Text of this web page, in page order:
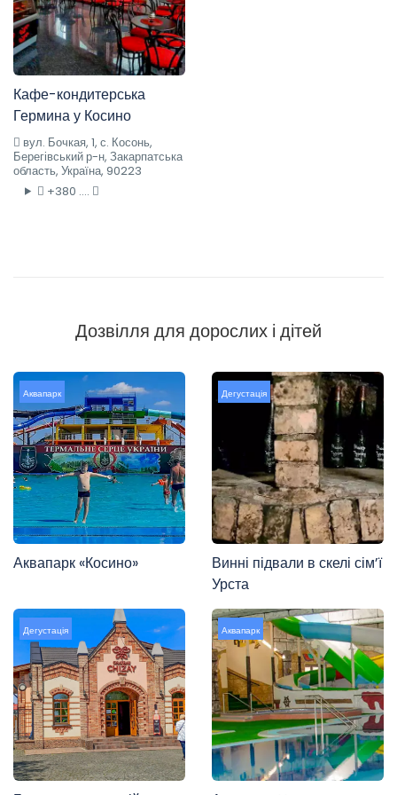
Кафе-кондитерська
Гермина у Косино
вул. Бочкая, 1, с. Косонь,
Берегівський р-н, Закарпатська
область, Україна, 90223
+380 ....
Дозвілля для дорослих і дітей
Аквапарк
Аквапарк «Косино»
Дегустація
Винні підвали в скелі сім’ї
Урста
Дегустація Аквапарк